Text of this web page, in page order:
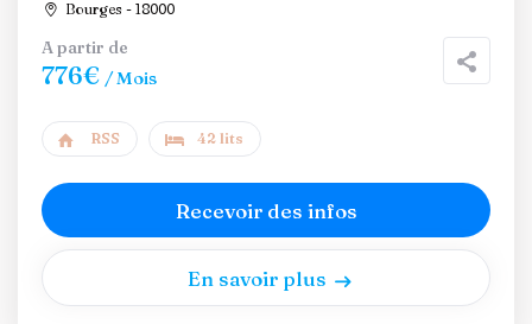
Bourges - 18000
A partir de
776€ / Mois
RSS 42 lits
Recevoir des infos
En savoir plus